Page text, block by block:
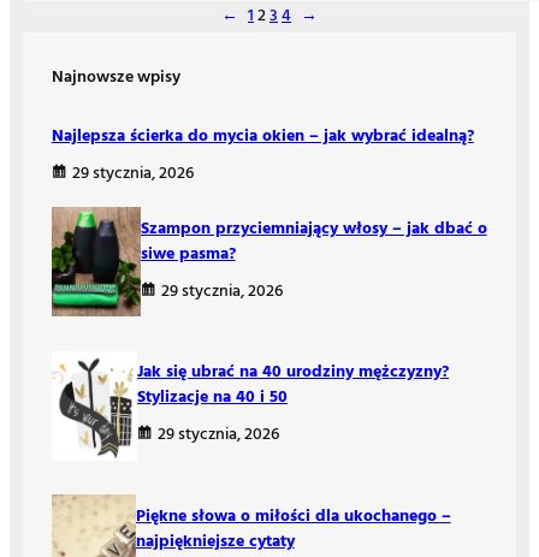
← 1234 →
Najnowsze wpisy
Najlepsza ścierka do mycia okien – jak wybrać idealną?
29 stycznia, 2026
Szampon przyciemniający włosy – jak dbać o
siwe pasma?
29 stycznia, 2026
Jak się ubrać na 40 urodziny mężczyzny?
Stylizacje na 40 i 50
29 stycznia, 2026
Piękne słowa o miłości dla ukochanego –
najpiękniejsze cytaty